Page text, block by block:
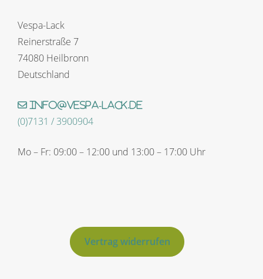
Vespa-Lack
Reinerstraße 7
74080 Heilbronn
Deutschland
info@vespa-lack.de
(0)7131 / 3900904
Mo – Fr: 09:00 – 12:00 und 13:00 – 17:00 Uhr
Vertrag widerrufen